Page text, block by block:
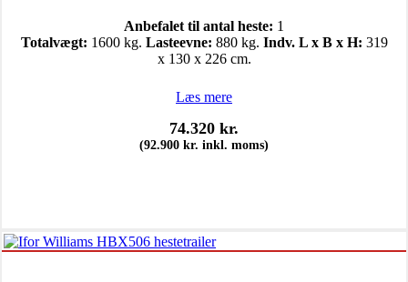
Anbefalet til antal heste: 1
Totalvægt: 1600 kg. Lasteevne: 880 kg. Indv. L x B x H: 319
x 130 x 226 cm.
Læs mere
74.320 kr.
(92.900 kr. inkl. moms)